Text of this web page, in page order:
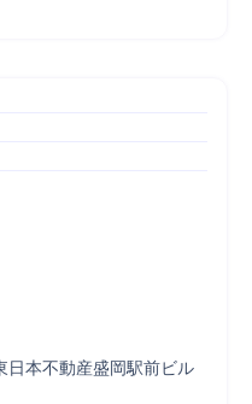
日本不動産盛岡駅前ビル